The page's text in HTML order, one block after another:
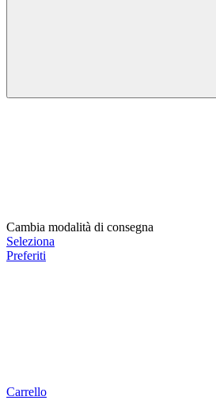
Cambia modalità di consegna
Seleziona
Preferiti
Carrello